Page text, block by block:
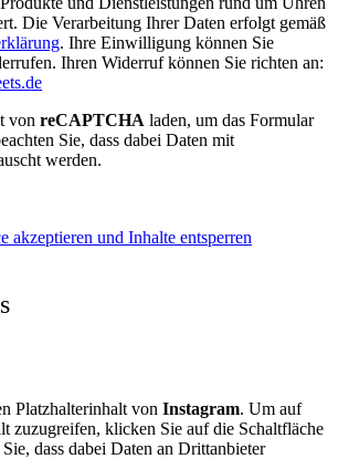
Die Verarbeitung Ihrer Daten erfolgt gemäß
. Ihre Einwilligung können Sie
Ihren Widerruf können Sie richten an:
von reCAPTCHA laden, um das Formular
Sie, dass dabei Daten mit
werden.
akzeptieren und Inhalte entsperren
Platzhalterinhalt von Instagram. Um auf
zuzugreifen, klicken Sie auf die Schaltfläche
dass dabei Daten an Drittanbieter